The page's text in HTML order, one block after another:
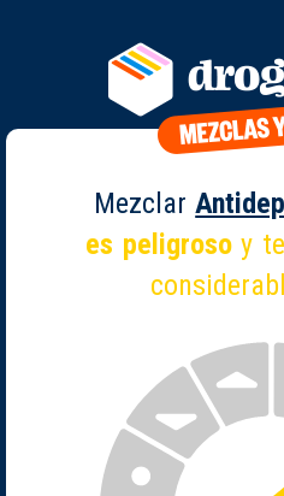
Mezclar
es peligrosoy te